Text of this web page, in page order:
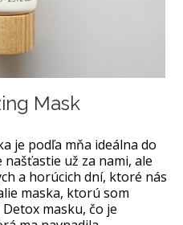
Mask
je podľa mňa ideálna do
už za nami, ale
a horúcich dní, ktoré nás
maska, ktorú som
masku, čo je